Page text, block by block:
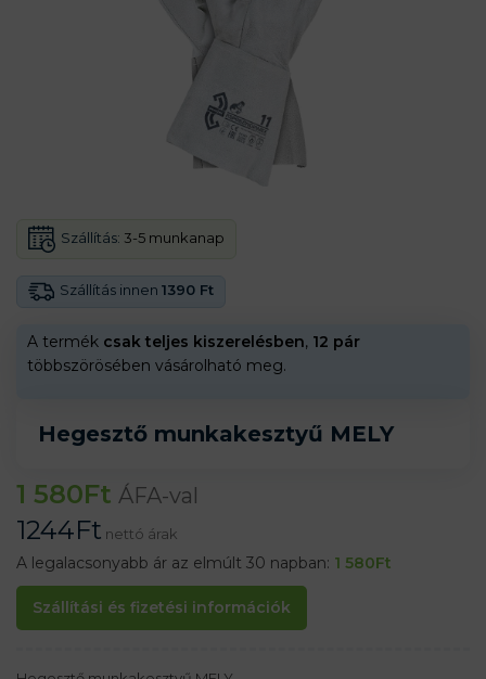
Hegesztő munkakesztyű MELY
Szállítás innen 1390 Ft
Szállítás: 3-5 munkanap
1 580Ft ÁFA-val
1244Ft nettó árak
A termék csak teljes kiszerelésben, 12 pár
többszörösében vásárolható meg.
A legalacsonyabb ár az elmúlt 30 napban: 1 580Ft
Szállítási és fizetési információk